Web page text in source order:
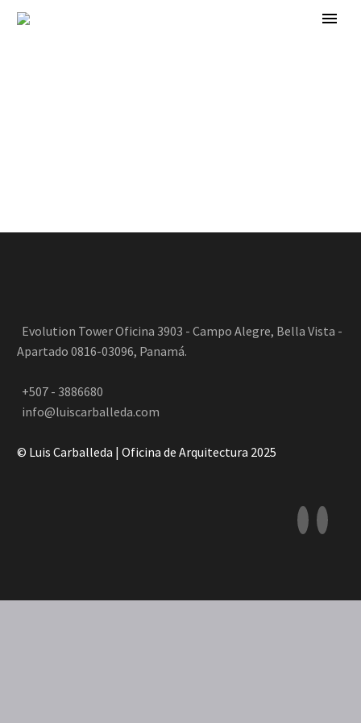
Evolution Tower Oficina 3903 - Campo Alegre, Bella Vista -
Apartado 0816-03096, Panamá.
+507 - 3886680
info@luiscarballeda.com
© Luis Carballeda | Oficina de Arquitectura 2025